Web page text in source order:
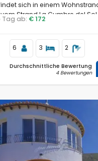
sich in einem
Strand La Cumbre del Sol
Tag ab: € 172
6 3 2
Durchschnittliche Bewertung
4 Bewertungen